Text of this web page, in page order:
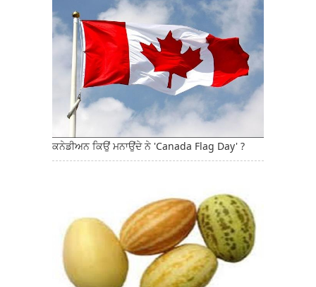
ਕਨੇਡੀਅਨ ਕਿਉਂ ਮਨਾਉਂਦੇ ਨੇ 'Canada Flag Day' ?